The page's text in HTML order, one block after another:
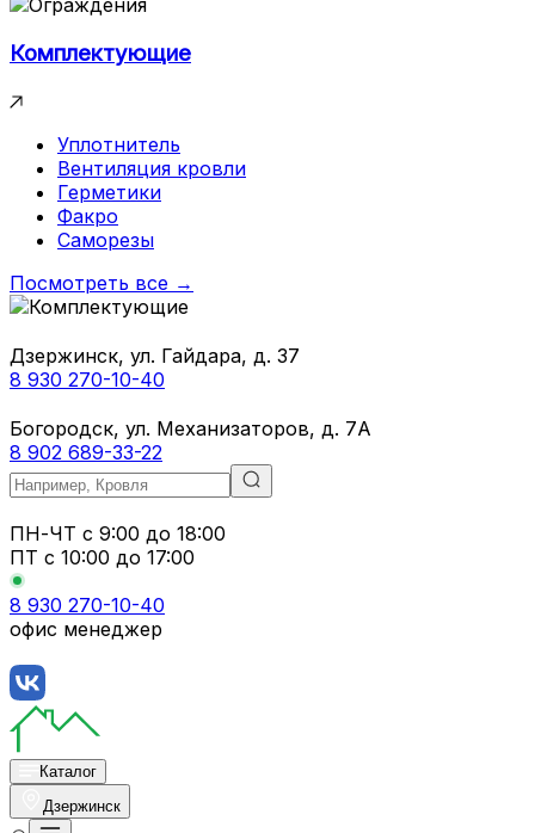
Комплектующие
Уплотнитель
Вентиляция кровли
Герметики
Факро
Саморезы
Посмотреть все →
Дзержинск, ул. Гайдара, д. 37
8 930 270-10-40
Богородск, ул. Механизаторов, д. 7А
8 902 689-33-22
ПН-ЧТ с 9:00 до 18:00
ПТ с 10:00 до 17:00
8 930 270-10-40
офис менеджер
Каталог
Дзержинск